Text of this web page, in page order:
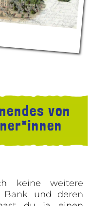
von
keine weitere
Bank und deren